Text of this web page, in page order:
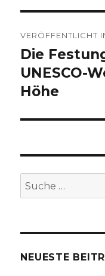
Navigation
VERÖFFENTLICHT
Die
UNESCO-
Höhe
Suche
nach:
NEUESTE